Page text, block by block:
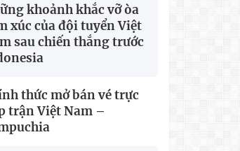
khoảnh khắc vỡ òa
xúc của đội tuyển Việt
sau chiến thắng trước
thức mở bán vé trực
trận Việt Nam –